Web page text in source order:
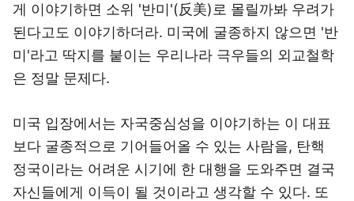
게 이야기하면 소위 '반미'(反美)로 몰릴까봐 우려가
된다고도 이야기하더라. 미국에 굴종하지 않으면 '반
미'라고 딱지를 붙이는 우리나라 극우들의 외교철학
은 정말 문제다.
미국 입장에서는 자국중심성을 이야기하는 이 대표
보다 굴종적으로 기어들어올 수 있는 사람을, 탄핵
정국이라는 어려운 시기에 한 대행을 도와주면 결국
자신들에게 이득이 될 것이라고 생각할 수 있다. 또